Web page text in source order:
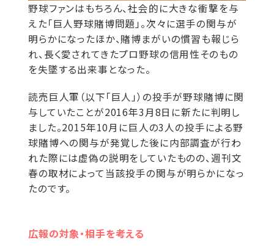
野球ファンはもちろん、社会的に大きな衝撃を与
えた「巨人野球賭博問題」。次々に選手の関与が
明らかになったほか、賭博まがいの慣習も報じら
れ、長く愛されてきたプロ野球の信用性そのもの
を失墜する出来事となった。
読売巨人軍（以下「巨人」）の投手が野球賭博に関
与していたことが2016年3月8日に新たに判明し
ました。2015年10月に巨人の3人の投手による野
球賭博への関与が発覚した後に内部調査が行わ
れた際には虚偽の説明をしていたものの、週刊文
春の取材によって当該投手の関与が明らかになっ
たのです。
広報の対象・相手を考える